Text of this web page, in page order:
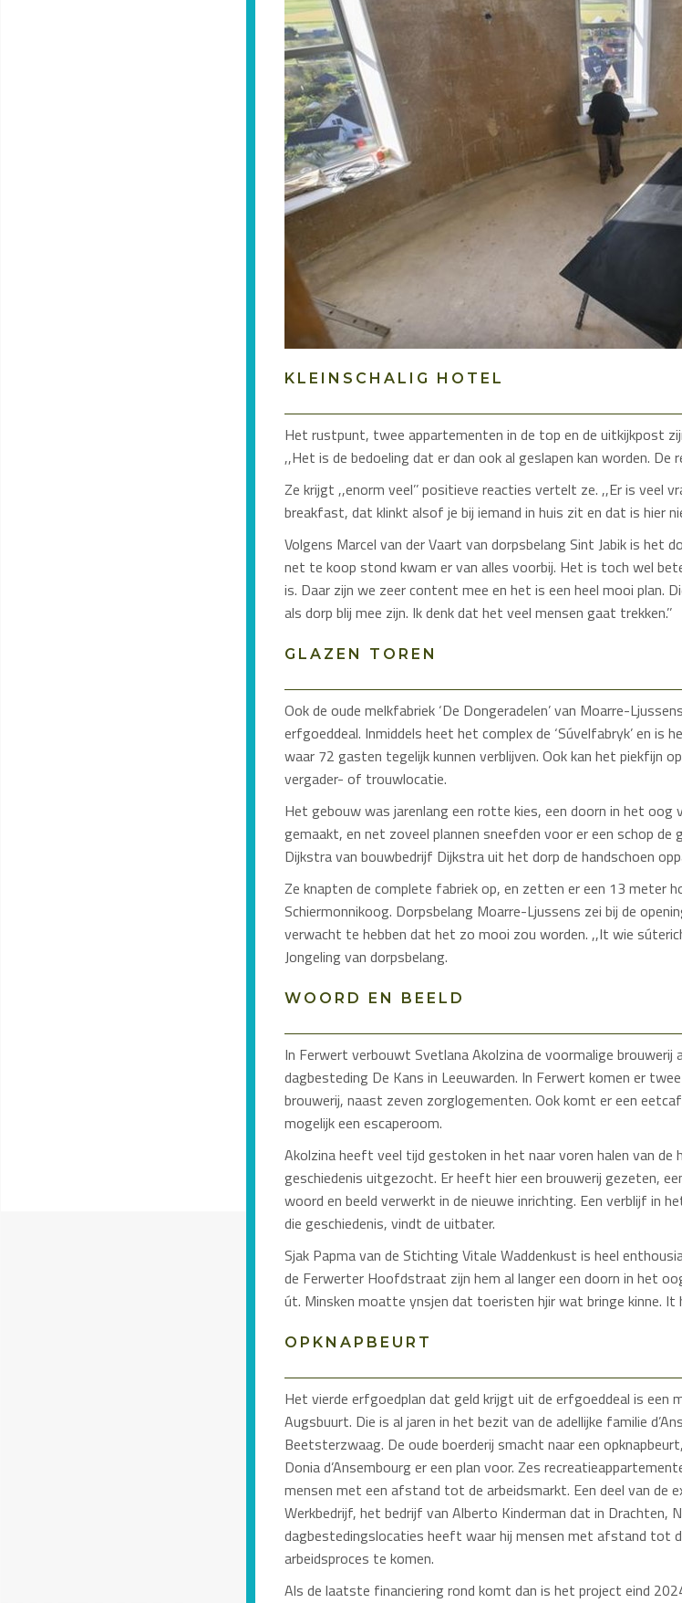
KLEINSCHALIG HOTEL
Het rustpunt, twee appartementen in de top en de uitkijkpost
,,Het is de bedoeling dat er dan ook al geslapen kan worden. De
Ze krijgt ,,enorm veel’’ positieve reacties vertelt ze. ,,Er is veel
breakfast, dat klinkt alsof je bij iemand in huis zit en dat is hier
Volgens Marcel van der Vaart van dorpsbelang Sint Jabik is het
net te koop stond kwam er van alles voorbij. Het is toch wel
is. Daar zijn we zeer content mee en het is een heel mooi plan.
als dorp blij mee zijn. Ik denk dat het veel mensen gaat trekken.’’
GLAZEN TOREN
Ook de oude melkfabriek ‘De Dongeradelen’ van Moarre-
erfgoeddeal. Inmiddels heet het complex de ‘Súvelfabryk’ en is
waar 72 gasten tegelijk kunnen verblijven. Ook kan het piekfijn
vergader- of trouwlocatie.
Het gebouw was jarenlang een rotte kies, een doorn in het oog
gemaakt, en net zoveel plannen sneefden voor er een schop de
Dijkstra van bouwbedrijf Dijkstra uit het dorp de handschoen
Ze knapten de complete fabriek op, en zetten er een 13 meter
Schiermonnikoog. Dorpsbelang Moarre-Ljussens zei bij de
verwacht te hebben dat het zo mooi zou worden. ,,It wie
Jongeling van dorpsbelang.
WOORD EN BEELD
In Ferwert verbouwt Svetlana Akolzina de voormalige
dagbesteding De Kans in Leeuwarden. In Ferwert komen er
brouwerij, naast zeven zorglogementen. Ook komt er een
mogelijk een escaperoom.
Akolzina heeft veel tijd gestoken in het naar voren halen van de
geschiedenis uitgezocht. Er heeft hier een brouwerij gezeten,
woord en beeld verwerkt in de nieuwe inrichting. Een verblijf in
die geschiedenis, vindt de uitbater.
Sjak Papma van de Stichting Vitale Waddenkust is heel
de Ferwerter Hoofdstraat zijn hem al langer een doorn in het
út. Minsken moatte ynsjen dat toeristen hjir wat bringe kinne. It
OPKNAPBEURT
Het vierde erfgoedplan dat geld krijgt uit de erfgoeddeal is een
Augsbuurt. Die is al jaren in het bezit van de adellijke familie
Beetsterzwaag. De oude boerderij smacht naar een
Donia d’Ansembourg er een plan voor. Zes
mensen met een afstand tot de arbeidsmarkt. Een deel van de
Werkbedrijf, het bedrijf van Alberto Kinderman dat in Drachten,
dagbestedingslocaties heeft waar hij mensen met afstand tot
arbeidsproces te komen.
Als de laatste financiering rond komt dan is het project eind